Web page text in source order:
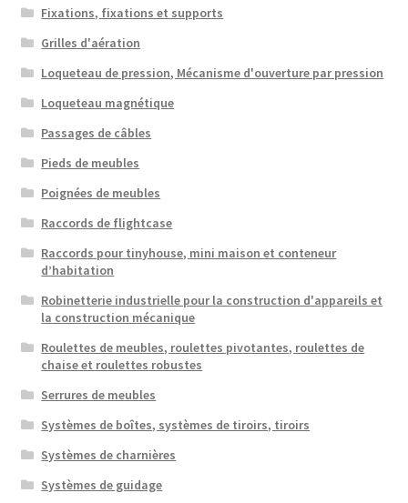
Fixations, fixations et supports
Grilles d'aération
Loqueteau de pression, Mécanisme d'ouverture par pression
Loqueteau magnétique
Passages de câbles
Pieds de meubles
Poignées de meubles
Raccords de flightcase
Raccords pour tinyhouse, mini maison et conteneur
d’habitation
Robinetterie industrielle pour la construction d'appareils et
la construction mécanique
Roulettes de meubles, roulettes pivotantes, roulettes de
chaise et roulettes robustes
Serrures de meubles
Systèmes de boîtes, systèmes de tiroirs, tiroirs
Systèmes de charnières
Systèmes de guidage